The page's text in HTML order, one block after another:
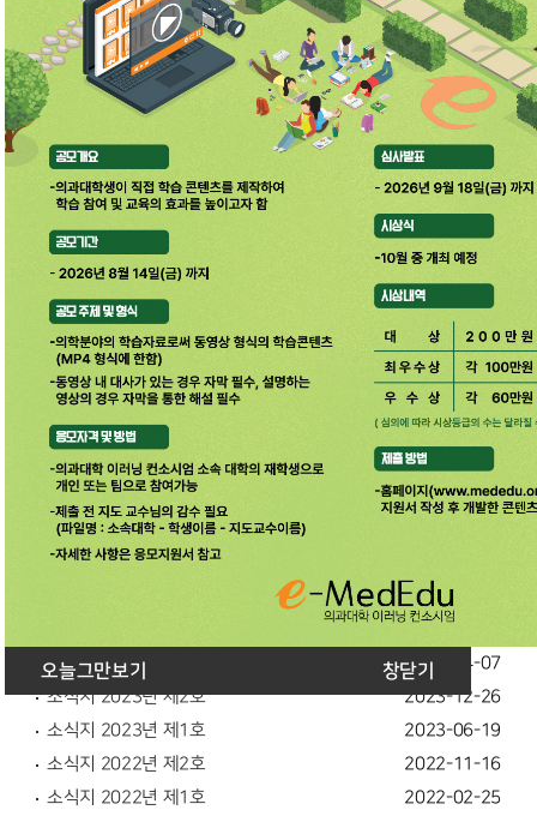
오늘그만보기 창닫기
국시평가목표별 보기
임상실습지침서
Notice
공지사항
2026-08-07
2026년 학습자료 공모전 개최 안내
2026-06-16
2026-05-07
「표준화환자 교육과 활용 워크숍」개최 안내
2026-04-24
이러닝 컨소시엄 메일 복구 안내
2026-03-04
메일 서버 장애로 인한 문의 메일 변경 안내
2026-02-20
Newsletter
소식지 2026년 제1호
2026-04-07
소식지 2023년 제2호
2023-12-26
소식지 2023년 제1호
2023-06-19
소식지 2022년 제2호
2022-11-16
소식지 2022년 제1호
2022-02-25